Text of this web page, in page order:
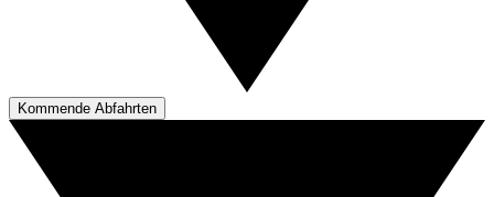
Kommende Abfahrten